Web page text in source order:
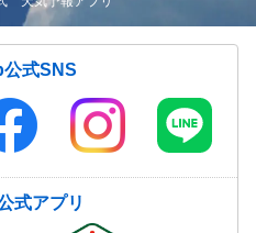
式SNS
式アプリ